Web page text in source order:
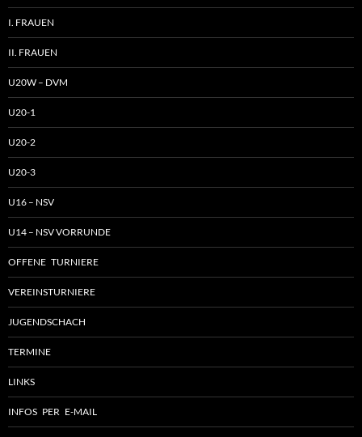
I. FRAUEN
II. FRAUEN
U20W – DVM
U20-1
U20-2
U20-3
U16 – NSV
U14 – NSV VORRUNDE
OFFENE TURNIERE
VEREINSTURNIERE
JUGENDSCHACH
TERMINE
LINKS
INFOS PER E-MAIL